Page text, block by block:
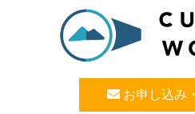
お申し込み